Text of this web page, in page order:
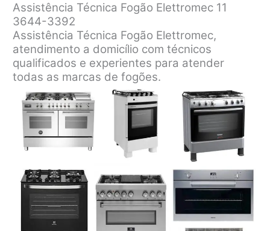
Assistência Técnica Fogão Elettromec 11
3644-3392
Assistência Técnica Fogão Elettromec,
atendimento a domicílio com técnicos
qualificados e experientes para atender
todas as marcas de fogões.